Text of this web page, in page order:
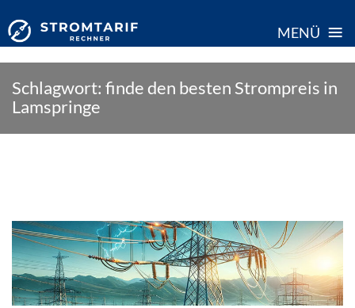
MENÜ ≡
content
Schlagwort: finde den besten Strompreis in
Lamspringe